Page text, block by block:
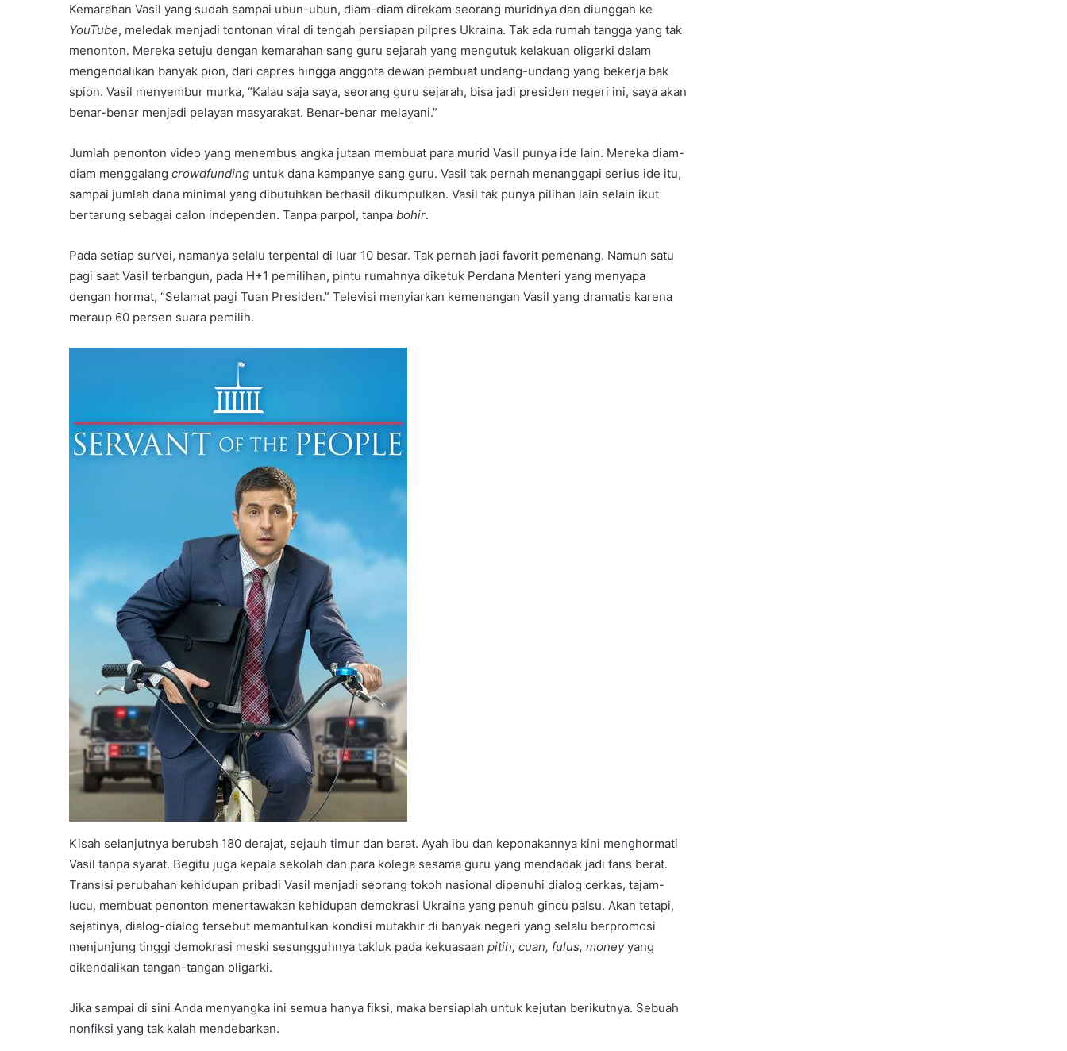
Kemarahan Vasil yang sudah sampai ubun-ubun, diam-diam direkam seorang muridnya dan diunggah ke
YouTube, meledak menjadi tontonan viral di tengah persiapan pilpres Ukraina. Tak ada rumah tangga yang tak
menonton. Mereka setuju dengan kemarahan sang guru sejarah yang mengutuk kelakuan oligarki dalam
mengendalikan banyak pion, dari capres hingga anggota dewan pembuat undang-undang yang bekerja bak
spion. Vasil menyembur murka, “Kalau saja saya, seorang guru sejarah, bisa jadi presiden negeri ini, saya akan
benar-benar menjadi pelayan masyarakat. Benar-benar melayani.”
Jumlah penonton video yang menembus angka jutaan membuat para murid Vasil punya ide lain. Mereka diam-
diam menggalang crowdfunding untuk dana kampanye sang guru. Vasil tak pernah menanggapi serius ide itu,
sampai jumlah dana minimal yang dibutuhkan berhasil dikumpulkan. Vasil tak punya pilihan lain selain ikut
bertarung sebagai calon independen. Tanpa parpol, tanpa bohir.
Pada setiap survei, namanya selalu terpental di luar 10 besar. Tak pernah jadi favorit pemenang. Namun satu
pagi saat Vasil terbangun, pada H+1 pemilihan, pintu rumahnya diketuk Perdana Menteri yang menyapa
dengan hormat, “Selamat pagi Tuan Presiden.” Televisi menyiarkan kemenangan Vasil yang dramatis karena
meraup 60 persen suara pemilih.
Kisah selanjutnya berubah 180 derajat, sejauh timur dan barat. Ayah ibu dan keponakannya kini menghormati
Vasil tanpa syarat. Begitu juga kepala sekolah dan para kolega sesama guru yang mendadak jadi fans berat.
Transisi perubahan kehidupan pribadi Vasil menjadi seorang tokoh nasional dipenuhi dialog cerkas, tajam-
lucu, membuat penonton menertawakan kehidupan demokrasi Ukraina yang penuh gincu palsu. Akan tetapi,
sejatinya, dialog-dialog tersebut memantulkan kondisi mutakhir di banyak negeri yang selalu berpromosi
menjunjung tinggi demokrasi meski sesungguhnya takluk pada kekuasaan pitih, cuan, fulus, moneyyang
dikendalikan tangan-tangan oligarki.
Jika sampai di sini Anda menyangka ini semua hanya fiksi, maka bersiaplah untuk kejutan berikutnya. Sebuah
nonfiksi yang tak kalah mendebarkan.